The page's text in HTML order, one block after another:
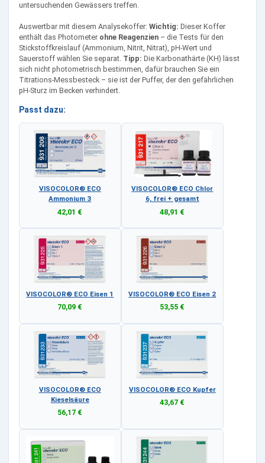
untersuchenden Gewässers treffen.
Auswertbar mit diesem Analysekoffer: Wichtig: Dieser Koffer
enthält das Photometer ohne Reagenzien– die Tests für den
Stickstoffkreislauf (Ammonium, Nitrit, Nitrat), pH-Wert und
Sauerstoff wählen Sie separat. Tipp: Die Karbonathärte (KH) lässt
sich nicht photometrisch bestimmen, dafür brauchen Sie ein
Titrations-Messbesteck – sie ist der Puffer, der den gefährlichen
pH-Sturz im Becken verhindert.
Passt dazu:
VISOCOLOR® ECO
Ammonium 3
42,01 €
VISOCOLOR® ECO Chlor
6, frei + gesamt
48,91 €
VISOCOLOR® ECO Eisen 1
70,09 €
VISOCOLOR® ECO Eisen 2
53,55 €
VISOCOLOR® ECO
Kieselsäure
56,17 €
VISOCOLOR® ECO Kupfer
43,67 €